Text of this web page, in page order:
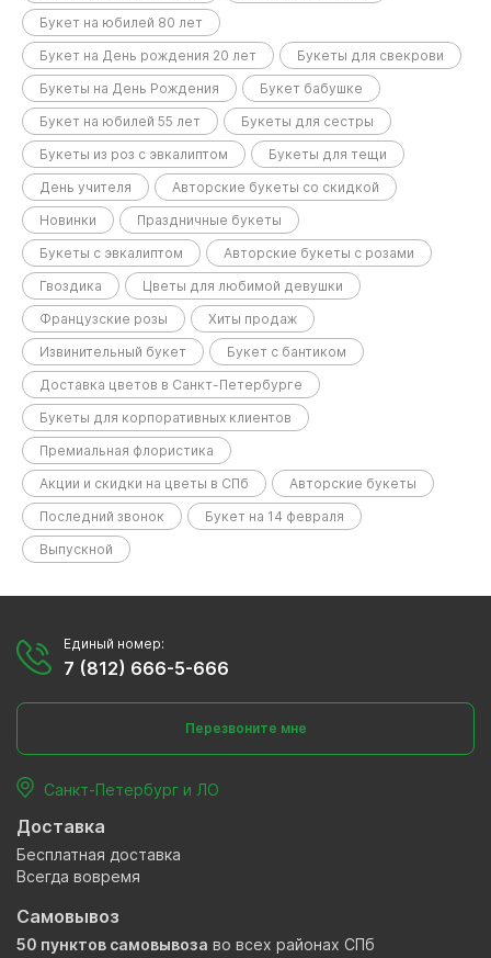
Букет на юбилей 80 лет
Букет на День рождения 20 лет
Букеты для свекрови
Букеты на День Рождения
Букет бабушке
Букет на юбилей 55 лет
Букеты для сестры
Букеты из роз с эвкалиптом
Букеты для тещи
День учителя
Авторские букеты со скидкой
Новинки
Праздничные букеты
Букеты с эвкалиптом
Авторские букеты с розами
Гвоздика
Цветы для любимой девушки
Французские розы
Хиты продаж
Извинительный букет
Букет с бантиком
Доставка цветов в Санкт-Петербурге
Букеты для корпоративных клиентов
Премиальная флористика
Акции и скидки на цветы в СПб
Авторские букеты
Последний звонок
Букет на 14 февраля
Выпускной
Единый номер:
7 (812) 666-5-666
Перезвоните мне
Санкт-Петербург и ЛО
Доставка
Бесплатная доставка
Всегда вовремя
Самовывоз
50 пунктов самовывоза во всех районах СПб